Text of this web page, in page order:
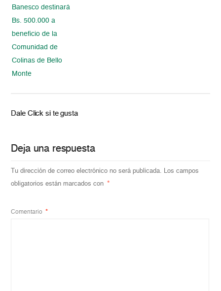
Banesco destinará
Bs. 500.000 a
beneficio de la
Comunidad de
Colinas de Bello
Monte
Dale Click si te gusta
Deja una respuesta
Tu dirección de correo electrónico no será publicada. Los campos
obligatorios están marcados con *
Comentario *